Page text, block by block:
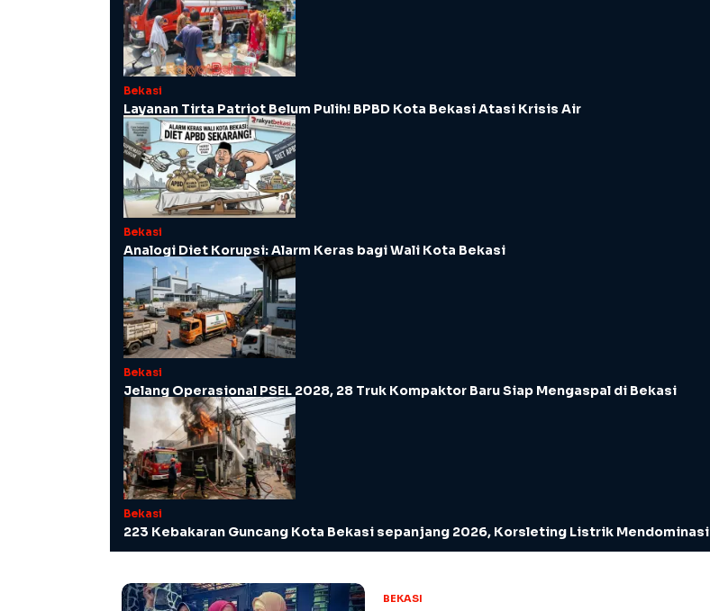
Bekasi
Layanan Tirta Patriot Belum Pulih! BPBD Kota Bekasi Atasi Krisis Air
Bekasi
Analogi Diet Korupsi: Alarm Keras bagi Wali Kota Bekasi
Bekasi
Jelang Operasional PSEL 2028, 28 Truk Kompaktor Baru Siap Mengaspal di Bekasi
Bekasi
223 Kebakaran Guncang Kota Bekasi sepanjang 2026, Korsleting Listrik Mendominasi
BEKASI